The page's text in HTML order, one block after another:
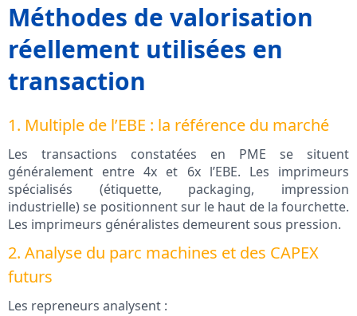
Méthodes de valorisation
réellement utilisées en
transaction
1. Multiple de l’EBE : la référence du marché
Les transactions constatées en PME se situent
généralement entre 4x et 6x l’EBE. Les imprimeurs
spécialisés (étiquette, packaging, impression
industrielle) se positionnent sur le haut de la fourchette.
Les imprimeurs généralistes demeurent sous pression.
2. Analyse du parc machines et des CAPEX
futurs
Les repreneurs analysent :